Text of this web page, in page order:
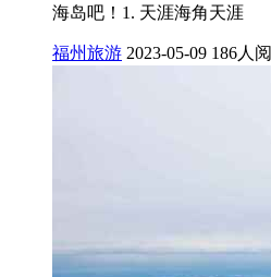
海岛吧！1. 天涯海角天涯
福州旅游 2023-05-09 186人阅